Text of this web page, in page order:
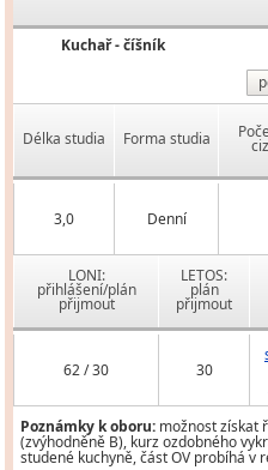
Kuchař - číšník
Délka studia Forma studia
3,0 Denní
LONI:
přihlášení/plán
přijmout
LETOS:
plán
přijmout
62 / 30 30
Poznámky k oboru: možnost získat
(zvýhodněně B), kurz ozdobného
studené kuchyně, část OV probíhá